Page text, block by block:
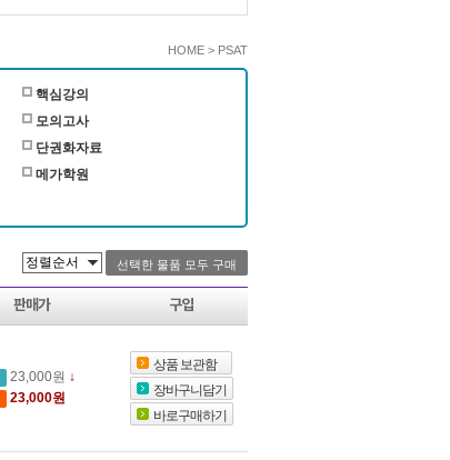
HOME > PSAT
핵심강의
모의고사
단권화자료
메가학원
판매가 구입
23,000원 ↓
23,000원
상품 보관함
장바구니담기
바로구매하기